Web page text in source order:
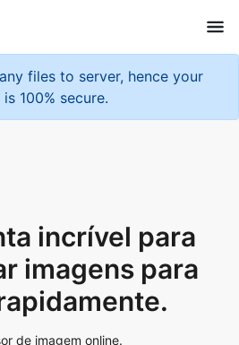
files to server, hence your
100% secure.
de imagem online.
Image